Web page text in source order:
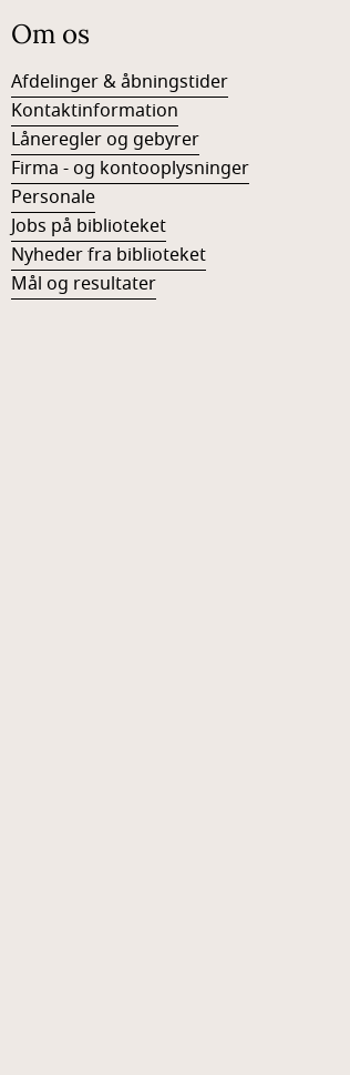
Om os
Afdelinger & åbningstider
Kontaktinformation
Låneregler og gebyrer
Firma - og kontooplysninger
Personale
Jobs på biblioteket
Nyheder fra biblioteket
Mål og resultater